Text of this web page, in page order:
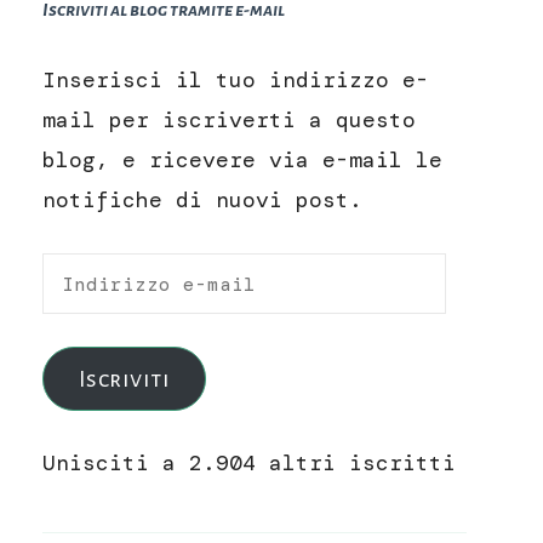
Iscriviti al blog tramite e-mail
Inserisci il tuo indirizzo e-
mail per iscriverti a questo
blog, e ricevere via e-mail le
notifiche di nuovi post.
Indirizzo
mail
Iscriviti
Unisciti a 2.904 altri iscritti